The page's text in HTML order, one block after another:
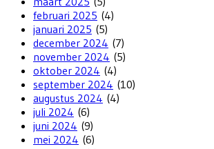
februari 2025 (4)
januari 2025 (5)
december 2024 (7)
november 2024 (5)
oktober 2024 (4)
september 2024 (10)
augustus 2024 (4)
juli 2024 (6)
juni 2024 (9)
mei 2024 (6)